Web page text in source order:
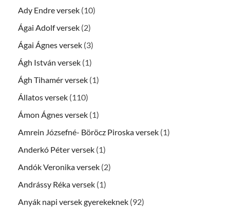
Ady Endre versek (10)
Ágai Adolf versek (2)
Ágai Ágnes versek (3)
Ágh István versek (1)
Ágh Tihamér versek (1)
Állatos versek (110)
Ámon Ágnes versek (1)
Amrein Józsefné- Böröcz Piroska versek (1)
Anderkó Péter versek (1)
Andók Veronika versek (2)
Andrássy Réka versek (1)
Anyák napi versek gyerekeknek (92)